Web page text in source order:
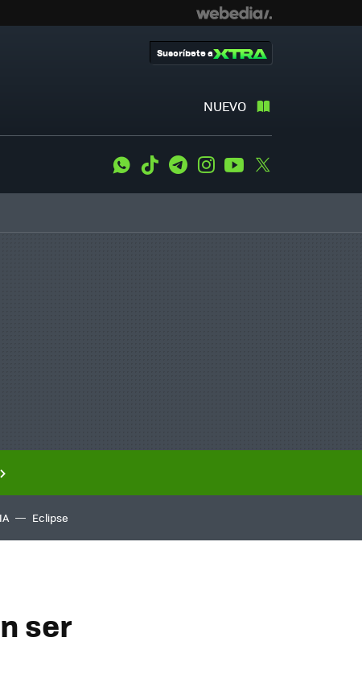
NUEVO
Suscríbete a
WhatsApp
Tiktok TelegramInstagramYoutube
IA Eclipse
ser